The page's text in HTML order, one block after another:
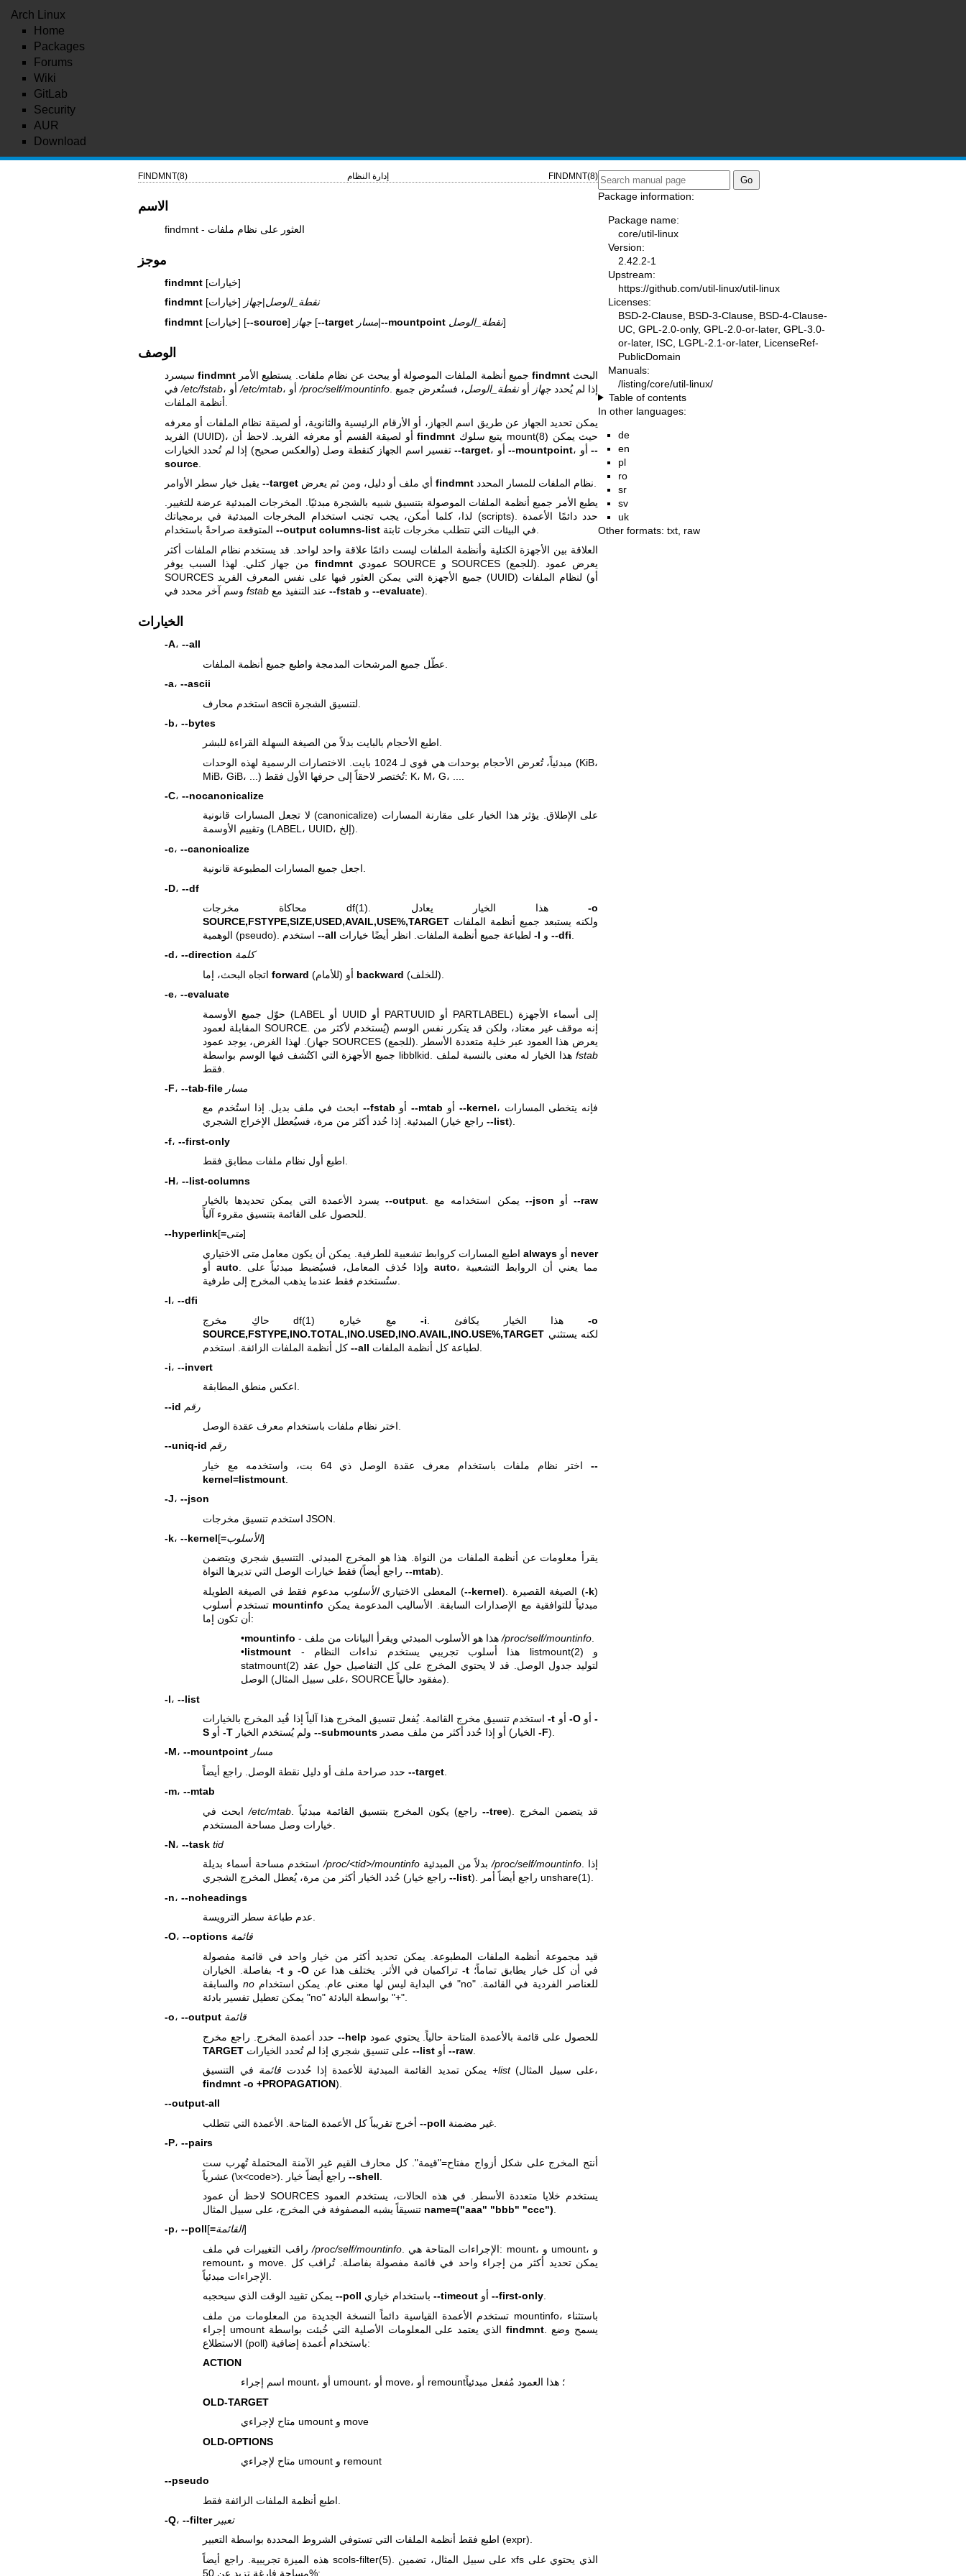
Arch Linux
Home
Packages
Forums
Wiki
GitLab
Security
AUR
Download
FINDMNT(8) إدارة النظام FINDMNT(8)
الاسم
findmnt - العثور على نظام ملفات
موجز
findmnt
[خيارات]
findmnt
[خيارات] ‎جهاز|‎نقطة_الوصل
findmnt
[خيارات] [--source] جهاز[--target مسار|--mountpoint نقطة_الوصل]
الوصف
سيسردfindmnt findmntالبحث
في/etc/fstab ، أو/etc/mtab ، أو/proc/self/mountinfo . إذا لم يُحدد جهاز أونقطة_الوصل، فستُعرض جميع
أنظمة الملفات.
يمكن تحديد الجهاز عن طريق اسم الجهاز، أو الأرقام الرئيسية والثانوية، أو لصيقة نظام الملفات أو معرفه
الفريد (UUID)، أو لصيقة القسم أو معرفه الفريد. لاحظ أنfindmnt mount(8)
تفسير اسم الجهاز كنقطة وصل (والعكس صحيح) إذا لم تُحدد الخيارات--target ، أو--mountpoint ، أو--
source.
--target findmnt
يطبع الأمر جميع أنظمة الملفات الموصولة بتنسيق شبيه بالشجرة مبدئيًا. المخرجات المبدئية عرضة للتغيير.
لذا، كلما أمكن، يجب تجنب استخدام المخرجات المبدئية في برمجياتك (scripts). حدد دائمًا الأعمدة
--output columns-list
في البيئات التي تتطلب مخرجات ثابتة.
العلاقة بين الأجهزة الكتلية وأنظمة الملفات ليست دائمًا علاقة واحد لواحد. قد يستخدم نظام الملفات أكثر
من جهاز كتلي. لهذا السبب يوفرfindmnt
SOURCES جميع الأجهزة التي يمكن العثور فيها على نفس المعرف الفريد (UUID) لنظام الملفات (أو
fstab --fstab --evaluate).
الخيارات
-A، --all
-a، --ascii
-b، --bytes
اطبع الأحجام بالبايت بدلاً من الصيغة السهلة القراءة للبشر.
مبدئياً، تُعرض الأحجام بوحدات هي قوى لـ 1024 بايت. الاختصارات الرسمية لهذه الوحدات (KiB،
MiB، GiB، ...) تُختصر لاحقاً إلى حرفها الأول فقط: K، M، G، ....
-C، --nocanonicalize
لا تجعل المسارات قانونية (canonicalize) على الإطلاق. يؤثر هذا الخيار على مقارنة المسارات
وتقييم الأوسمة (LABEL، UUID، إلخ).
-c، --canonicalize
اجعل جميع المسارات المطبوعة قانونية.
-D، --df
محاكاة مخرجاتdf(1) . هذا الخيار يعادل -o
SOURCE,FSTYPE,SIZE,USED,AVAIL,USE%,TARGET
الوهمية (pseudo). استخدم--all لطباعة جميع أنظمة الملفات. انظر أيضًا خيارات-I و--dfi
-d، --direction كلمة
اتجاه البحث، إماforward backward
(للخلف).
-e، --evaluate
حوّل جميع الأوسمة (LABEL أو UUID أو PARTUUID أو PARTLABEL) إلى أسماء الأجهزة
المقابلة لعمود SOURCE. إنه موقف غير معتاد، ولكن قد يتكرر نفس الوسم (يُستخدم لأكثر من
جهاز). لهذا الغرض، يوجد عمود SOURCES (للجمع). يعرض هذا العمود عبر خلية متعددة الأسطر
جميع الأجهزة التي اكتُشف فيها الوسم بواسطة libblkid. هذا الخيار له معنى بالنسبة لملفfstab
-F، --tab-file مسار
--fstab أو--mtab --kernel، فإنه يتخطى المسارات
المبدئية. إذا حُدد أكثر من مرة، فسيُعطل الإخراج الشجري (راجع خيار--list).
-f، --first-only
-H، --list-columns
يسرد الأعمدة التي يمكن تحديدها بالخيار ‎--output --json ‎ أو ‎--raw
--hyperlink[=متى]
اطبع المسارات كروابط تشعبية للطرفية. يمكن أن يكون معامل متى always
never
أوauto auto، مما يعني أن الروابط التشعبية
-I، --dfi
حاكِ مخرجdf(1) مع خياره-i . هذا الخيار يكافئ-o
SOURCE,FSTYPE,INO.TOTAL,INO.USED,INO.AVAIL,INO.USE%,TARGET
كل أنظمة الملفات الزائفة. استخدم--all
-i، --invert
اعكس منطق المطابقة.
--id رقم
--uniq-id رقم
اختر نظام ملفات باستخدام معرف عقدة الوصل ذي 64 بت، واستخدمه مع خيار--
kernel=listmount
-J، --json
استخدم تنسيق مخرجات JSON.
-k، --kernel[=الأسلوب]
يقرأ معلومات عن أنظمة الملفات من النواة. هذا هو المخرج المبدئي. التنسيق شجري ويتضمن
فقط خيارات الوصل التي تديرها النواة (راجع أيضاً--mtab).
المعطى الاختياريالأسلوب مدعوم فقط في الصيغة الطويلة (--kernel ). الصيغة القصيرة (-k)
تستخدم أسلوب mountinfo
أن تكون إما:
•mountinfo - هذا هو الأسلوب المبدئي ويقرأ البيانات من ملف/proc/self/mountinfo
•listmount listmount(2)
و
statmount(2)
الوصل (على سبيل المثال، SOURCE مفقود حالياً).
-l، --list
استخدم تنسيق مخرج القائمة. يُفعل تنسيق المخرج هذا آلياً إذا قُيد المخرج بالخيارات-t -O أو-
S
أو-T ولم يُستخدم الخيار--submounts أو إذا حُدد أكثر من ملف مصدر (الخيار-F).
-M، --mountpoint مسار
حدد صراحة ملف أو دليل نقطة الوصل. راجع أيضاً--target
-m، --mtab
ابحث في/etc/mtab . يكون المخرج بتنسيق القائمة مبدئياً (راجع--tree). قد يتضمن المخرج
-N، --task tid
استخدم مساحة أسماء بديلة/proc/<tid>/mountinfo بدلاً من المبدئية/proc/self/mountinfo. إذا
حُدد الخيار أكثر من مرة، يُعطل المخرج الشجري (راجع خيار--list ). راجع أيضاً أمرunshare(1).
-n، --noheadings
-O، --options قائمة
قيد مجموعة أنظمة الملفات المطبوعة. يمكن تحديد أكثر من خيار واحد في قائمة مفصولة
-t -O تراكميان في الأثر. يختلف هذا عن-t
noفي البداية ليس لها معنى عام. يمكن استخدام "no" للعناصر الفردية في القائمة.
يمكن تعطيل تفسير بادئة "no" بواسطة البادئة "+".
-o، --output قائمة
--help للحصول على قائمة بالأعمدة المتاحة حالياً. يحتوي عمود
TARGET
على تنسيق شجري إذا لم تُحدد الخيارات--list أو--raw
يمكن تمديد القائمة المبدئية للأعمدة إذا حُددت قائمة +list
(على سبيل المثال،
findmnt -o +PROPAGATION).
--output-all
أخرج تقريباً كل الأعمدة المتاحة. الأعمدة التي تتطلب--poll
-P، --pairs
أنتج المخرج على شكل أزواج مفتاح="قيمة". كل محارف القيم غير الآمنة المحتملة تُهرب ست
عشرياً (\x<code>). راجع أيضاً خيار--shell
لاحظ أن عمود SOURCES يستخدم خلايا متعددة الأسطر. في هذه الحالات، يستخدم العمود
name=("aaa" "bbb" "ccc")
-p، --poll[=القائمة]
راقب التغييرات في ملف/proc/self/mountinfo. الإجراءات المتاحة هي: mount، و umount، و
remount، و move. يمكن تحديد أكثر من إجراء واحد في قائمة مفصولة بفاصلة. تُراقب كل
يمكن تقييد الوقت الذي سيحجبه--poll باستخدام خياري--timeout أو--first-only
تستخدم الأعمدة القياسية دائماً النسخة الجديدة من المعلومات من ملف mountinfo، باستثناء
إجراء umount الذي يعتمد على المعلومات الأصلية التي خُبئت بواسطةfindmnt
الاستطلاع (poll) باستخدام أعمدة إضافية:
ACTION
اسم إجراء mount، أو umount، أو move، أو remount؛ هذا العمود مُفعل مبدئياً
OLD-TARGET
متاح لإجراءي umount و move
OLD-OPTIONS
متاح لإجراءي umount و remount
--pseudo
-Q، --filter تعبير
اطبع فقط أنظمة الملفات التي تستوفي الشروط المحددة بواسطة التعبير (expr).
هذه الميزة تجريبية. راجع أيضاً scols-filter(5)
مساحة فارغة تزيد عن 50%:
Package information:
Package name:
core/util-linux
Version:
2.42.2-1
Upstream:
https://github.com/util-linux/util-linux
Licenses:
BSD-2-Clause, BSD-3-Clause, BSD-4-Clause-
UC, GPL-2.0-only, GPL-2.0-or-later, GPL-3.0-
or-later, ISC, LGPL-2.1-or-later, LicenseRef-
PublicDomain
Manuals:
/listing/core/util-linux/
Table of contents
In other languages:
de
en
pl
ro
sr
sv
uk
Other formats: txt raw